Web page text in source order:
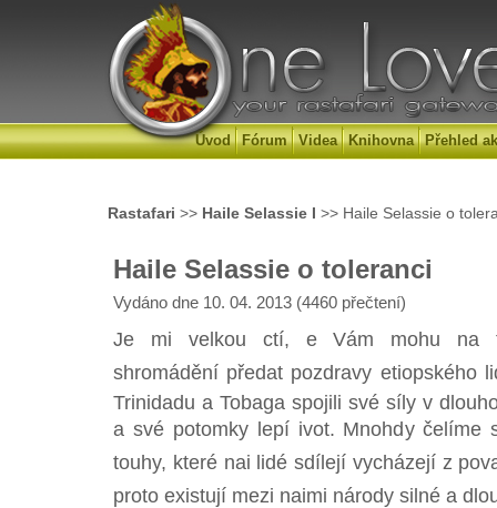
Úvod Fórum Videa Knihovna Přehled
Rastafari >> Haile Selassie I >> Haile Selassie o
Haile Selassie o toleranci
Vydáno dne 10. 04. 2013 (4460 přečtení)
Je mi velkou ctí, e Vám mohu na
shromádění předat pozdravy etiopského
Trinidadu a Tobaga spojili své síly v
a své potomky lepí ivot. Mnohdy
touhy, které nai lidé sdílejí vycházejí z
proto existují mezi naimi národy silné a